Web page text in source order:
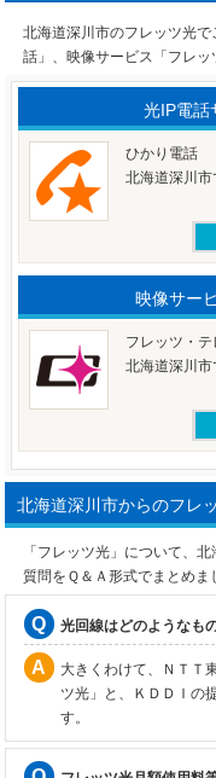
北海道深川市のフレッツ光
話」、映像サービス「フレッ
光IP電話
ひかり電話
北海道深川市
映像サー
フレッツ・テ
北海道深川市
北海道深川市からのフレ
「フレッツ光」について、
質問をＱ＆Ａ形式でまとめま
光回線はどのようなも
大きくわけて、ＮＴＴ
ツ光」と、ＫＤＤＩの
す。